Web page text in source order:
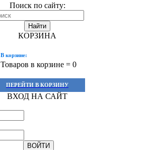
Поиск по сайту:
Найти
КОРЗИНА
В корзине:
Товаров в корзине = 0
ПЕРЕЙТИ В КОРЗИНУ
ВХОД НА САЙТ